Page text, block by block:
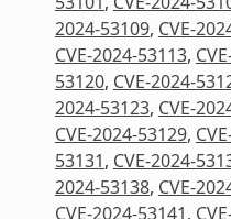
2024-53109, CVE-
CVE-2024-53113,
53120, CVE-2024-
2024-53123, CVE-
CVE-2024-53129,
53131, CVE-2024-
2024-53138, CVE-
CVE-2024-53141,